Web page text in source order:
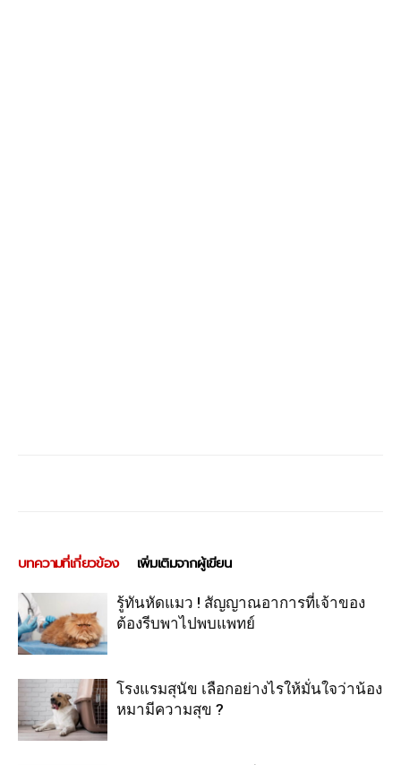
บทความที่เกี่ยวข้อง เพิ่มเติมจากผู้เขียน
รู้ทันหัดแมว ! สัญญาณอาการที่เจ้าของ
ต้องรีบพาไปพบแพทย์
โรงแรมสุนัข เลือกอย่างไรให้มั่นใจว่าน้อง
หมามีความสุข ?